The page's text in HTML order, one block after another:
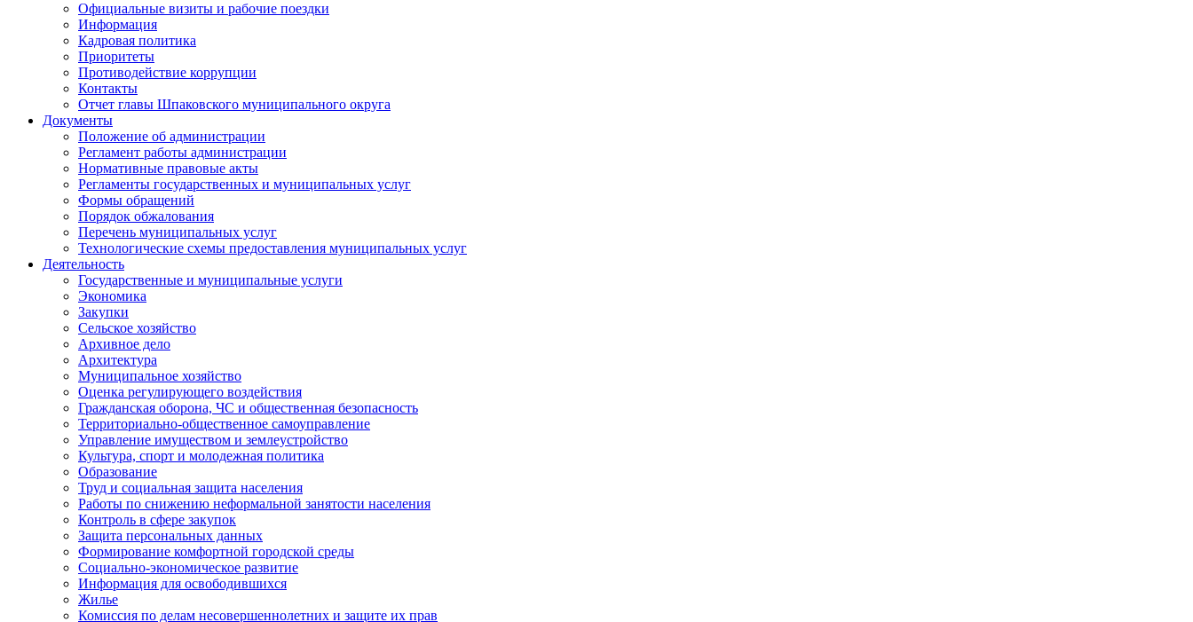
Официальные визиты и рабочие поездки
Информация
Кадровая политика
Приоритеты
Противодействие коррупции
Контакты
Отчет главы Шпаковского муниципального округа
Документы
Положение об администрации
Регламент работы администрации
Нормативные правовые акты
Регламенты государственных и муниципальных услуг
Формы обращений
Порядок обжалования
Перечень муниципальных услуг
Технологические схемы предоставления муниципальных услуг
Деятельность
Государственные и муниципальные услуги
Экономика
Закупки
Сельское хозяйство
Архивное дело
Архитектура
Муниципальное хозяйство
Оценка регулирующего воздействия
Гражданская оборона, ЧС и общественная безопасность
Территориально-общественное самоуправление
Управление имуществом и землеустройство
Культура, спорт и молодежная политика
Образование
Труд и социальная защита населения
Работы по снижению неформальной занятости населения
Контроль в сфере закупок
Защита персональных данных
Формирование комфортной городской среды
Социально-экономическое развитие
Информация для освободившихся
Жилье
Комиссия по делам несовершеннолетних и защите их прав